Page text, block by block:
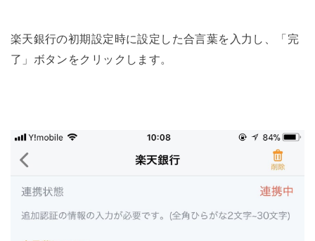
楽天銀行の初期設定時に設定した合言葉を入力し、「完
了」ボタンをクリックします。